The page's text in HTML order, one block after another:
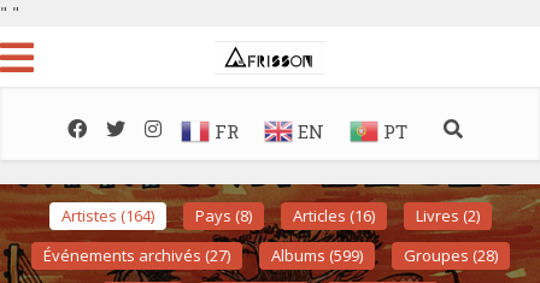
" "
FR EN PT
Artistes (164) Pays (8) Articles (16)
Livres (2)
Événements archivés (27)
Albums (599)
Groupes (28)